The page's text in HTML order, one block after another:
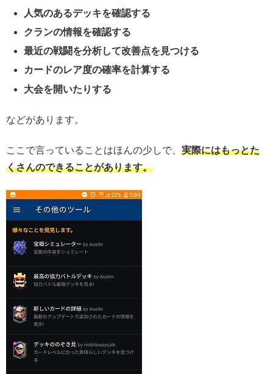
人気のあるデッキを確認する
クランの情報を確認する
最近の戦闘を分析して改善点を見つける
カードのレア度の確率を計算する
大会を開いたりする
などがあります。
ここで言っていることはほんの少しで、 実際にはもっとた
くさんのできることがあります。